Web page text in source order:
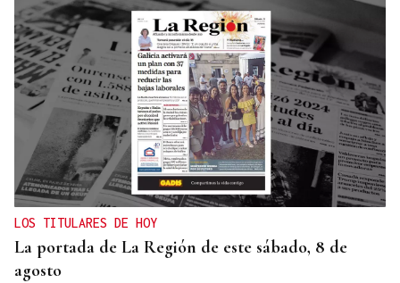
LOS TITULARES DE HOY
La portada de La Región de este sábado, 8 de
agosto